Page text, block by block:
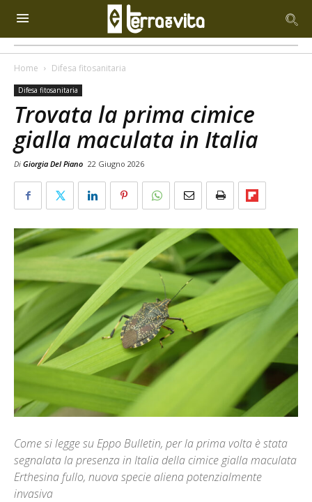
Home Difesa fitosanitaria
Difesa fitosanitaria
Trovata la prima cimice
gialla maculata in Italia
Di Giorgia Del Piano 22 Giugno 2026
Come si legge su Eppo Bulletin, per la prima volta è stata
segnalata la presenza in Italia della cimice gialla maculata
Erthesina fullo, nuova specie aliena potenzialmente
invasiva